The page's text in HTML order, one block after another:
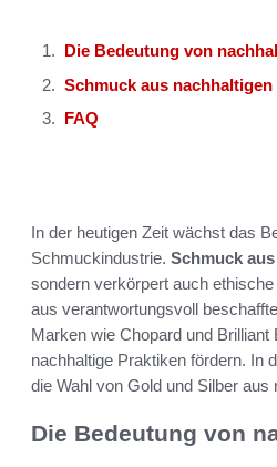
Die Bedeutung von
Schmuck aus
FAQ
In der heutigen Zeit wächst das
Schmuckindustrie. Schmuck
sondern verkörpert auch
aus verantwortungsvoll
Marken wie Chopard und
nachhaltige Praktiken fördern. In
die Wahl von Gold und Silber
Die Bedeutung von